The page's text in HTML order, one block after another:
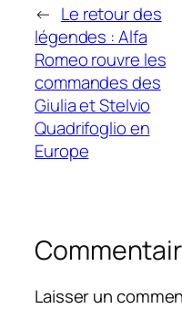
← Le retour des
légendes : Alfa
Romeo rouvre les
commandes des
Giulia et Stelvio
Quadrifoglio en
Europe
Laisser un